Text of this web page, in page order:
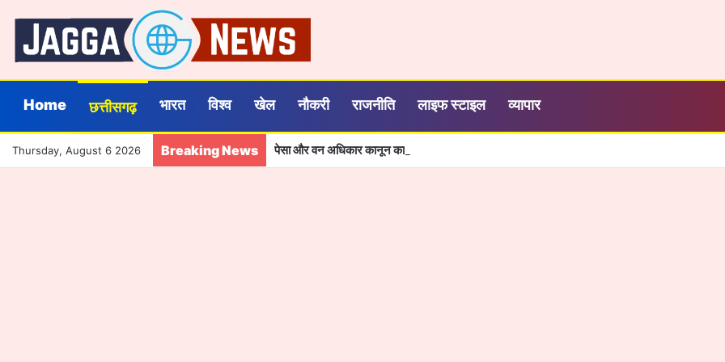
Home छत्तीसगढ़ भारत विश्व खेल नौकरी राजनीति लाइफ स्टाइल व्यापार
Thursday, August 6 2026 Breaking News